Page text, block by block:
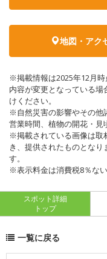
地図・アク
※掲載情報は2025年12月
内容が変更となっている
けください。
※自然災害の影響やその他
営業時間、植物の開花・見
※掲載されている画像は取
き、提供されたものとな
す。
※表示料金は消費税8％な
スポット詳細
トップ
一覧に戻る